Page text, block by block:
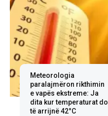
Meteorologia
paralajmëron rikthimin
e vapës ekstreme: Ja
dita kur temperaturat do
të arrijnë 42°C